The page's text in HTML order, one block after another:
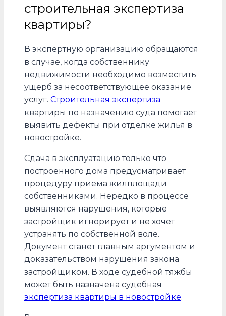
строительная экспертиза
квартиры?
В экспертную организацию обращаются
в случае, когда собственнику
недвижимости необходимо возместить
ущерб за несоответствующее оказание
услуг. Строительная экспертиза
квартиры по назначению суда помогает
выявить дефекты при отделке жилья в
новостройке.
Сдача в эксплуатацию только что
построенного дома предусматривает
процедуру приема жилплощади
собственниками. Нередко в процессе
выявляются нарушения, которые
застройщик игнорирует и не хочет
устранять по собственной воле.
Документ станет главным аргументом и
доказательством нарушения закона
застройщиком. В ходе судебной тяжбы
может быть назначена судебная
экспертиза квартиры в новостройке.